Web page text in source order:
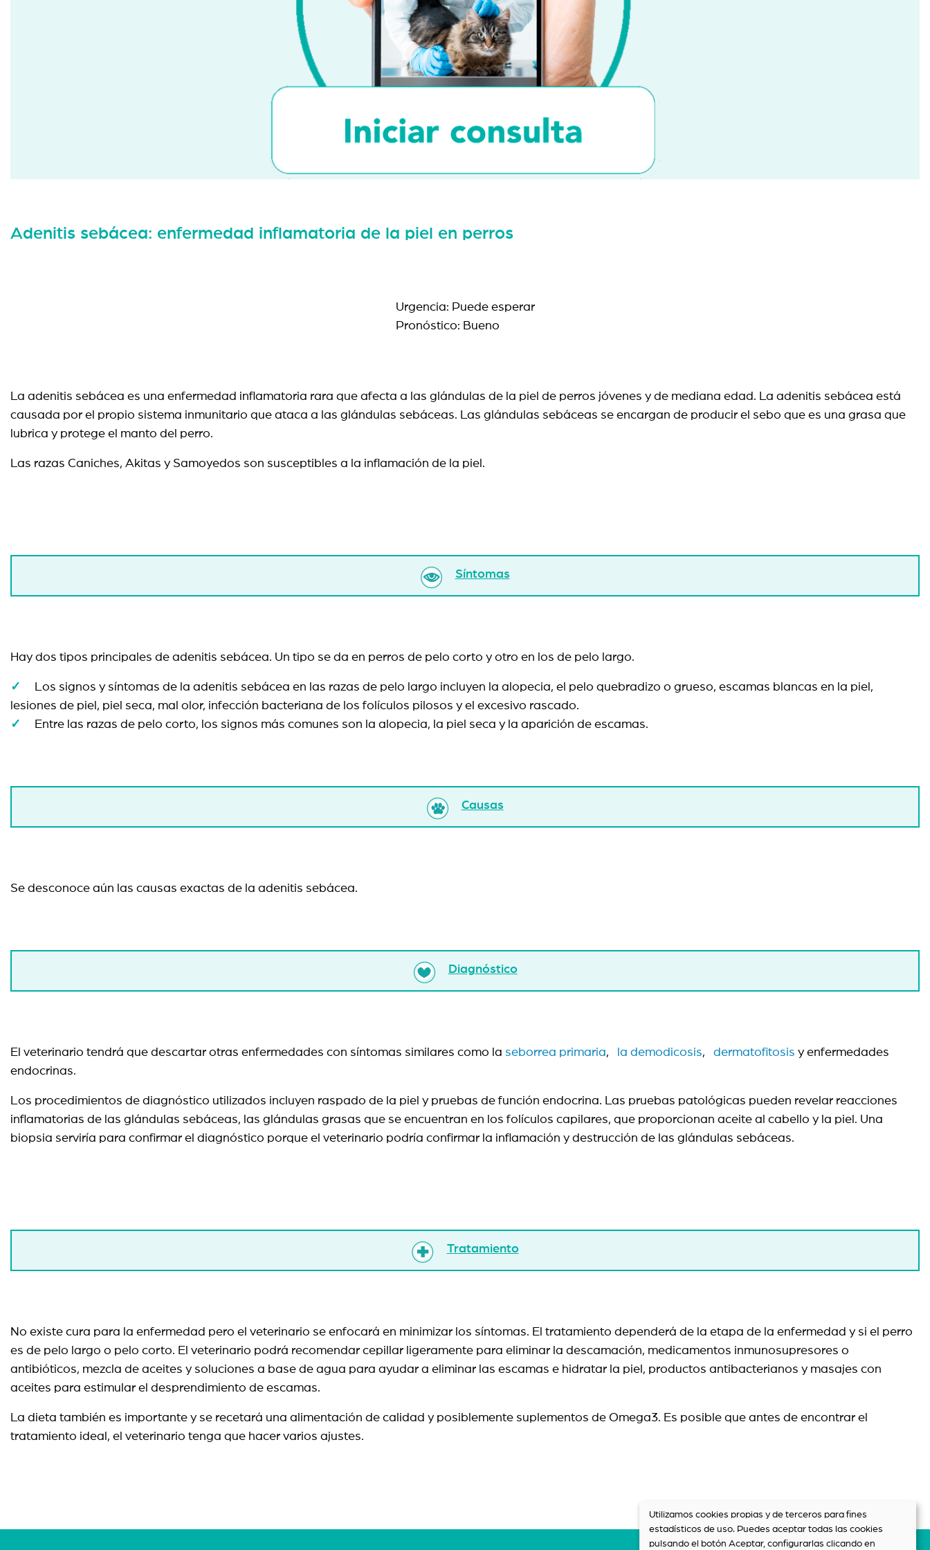
Adenitis sebácea: enfermedad inflamatoria de la piel en perros
Urgencia: Puede esperar
Pronóstico: Bueno
La adenitis sebácea es una enfermedad inflamatoria rara que afecta a las glándulas de la piel de perros jóvenes y de mediana edad. La adenitis sebácea está
causada por el propio sistema inmunitario que ataca a las glándulas sebáceas. Las glándulas sebáceas se encargan de producir el sebo que es una grasa que
lubrica y protege el manto del perro.
Las razas Caniches, Akitas y Samoyedos son susceptibles a la inflamación de la piel.
Síntomas
Hay dos tipos principales de adenitis sebácea. Un tipo se da en perros de pelo corto y otro en los de pelo largo.
Los signos y síntomas de la adenitis sebácea en las razas de pelo largo incluyen la alopecia, el pelo quebradizo o grueso, escamas blancas en la piel,
lesiones de piel, piel seca, mal olor, infección bacteriana de los folículos pilosos y el excesivo rascado.
Entre las razas de pelo corto, los signos más comunes son la alopecia, la piel seca y la aparición de escamas.
Causas
Se desconoce aún las causas exactas de la adenitis sebácea.
Diagnóstico
El veterinario tendrá que descartar otras enfermedades con síntomas similares como la seborrea primaria, la demodicosis, dermatofitosis y enfermedades
endocrinas.
Los procedimientos de diagnóstico utilizados incluyen raspado de la piel y pruebas de función endocrina. Las pruebas patológicas pueden revelar reacciones
inflamatorias de las glándulas sebáceas, las glándulas grasas que se encuentran en los folículos capilares, que proporcionan aceite al cabello y la piel. Una
biopsia serviría para confirmar el diagnóstico porque el veterinario podría confirmar la inflamación y destrucción de las glándulas sebáceas.
Tratamiento
No existe cura para la enfermedad pero el veterinario se enfocará en minimizar los síntomas. El tratamiento dependerá de la etapa de la enfermedad y si el perro
es de pelo largo o pelo corto. El veterinario podrá recomendar cepillar ligeramente para eliminar la descamación, medicamentos inmunosupresores o
antibióticos, mezcla de aceites y soluciones a base de agua para ayudar a eliminar las escamas e hidratar la piel, productos antibacterianos y masajes con
aceites para estimular el desprendimiento de escamas.
La dieta también es importante y se recetará una alimentación de calidad y posiblemente suplementos de Omega3. Es posible que antes de encontrar el
tratamiento ideal, el veterinario tenga que hacer varios ajustes.
Utilizamos cookies propias y de terceros para fines
estadísticos de uso. Puedes aceptar todas las cookies
pulsando el botón Aceptar, configurarlas clicando en